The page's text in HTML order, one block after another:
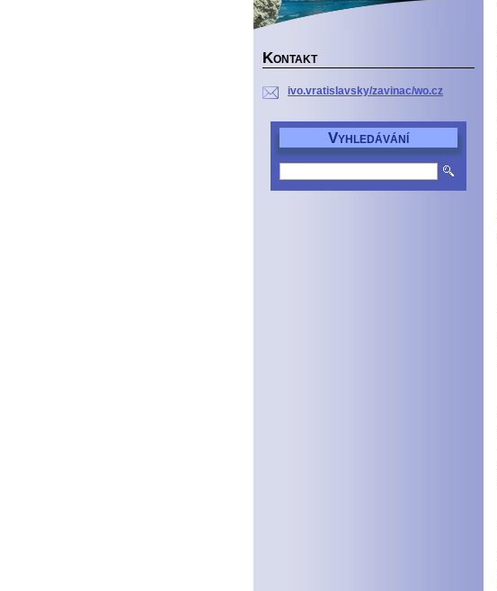
KONTAKT
ivo.vratislavsky/zavinac/wo.cz
VYHLEDÁVÁNÍ